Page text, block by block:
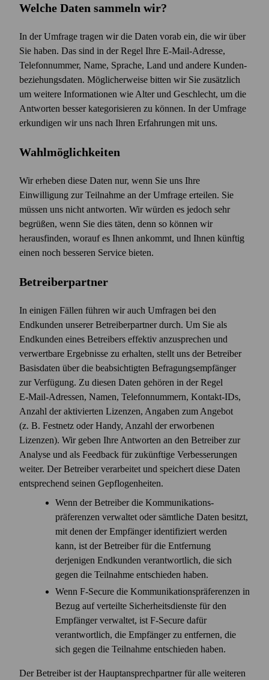
Welche Daten sammeln wir?
In der Umfrage tragen wir die Daten vorab ein, die wir über
Sie haben. Das sind in der Regel Ihre E‑Mail-Adresse,
Telefonnummer, Name, Sprache, Land und andere Kunden­
beziehungs­daten. Möglicherweise bitten wir Sie zusätzlich
um weitere Informationen wie Alter und Geschlecht, um die
Antworten besser kategorisieren zu können. In der Umfrage
erkundigen wir uns nach Ihren Erfahrungen mit uns.
Wahlmöglichkeiten
Wir erheben diese Daten nur, wenn Sie uns Ihre
Einwilligung zur Teilnahme an der Umfrage erteilen. Sie
müssen uns nicht antworten. Wir würden es jedoch sehr
begrüßen, wenn Sie dies täten, denn so können wir
herausfinden, worauf es Ihnen ankommt, und Ihnen künftig
einen noch besseren Service bieten.
Betreiberpartner
In einigen Fällen führen wir auch Umfragen bei den
Endkunden unserer Betreiberpartner durch. Um Sie als
Endkunden eines Betreibers effektiv anzusprechen und
verwertbare Ergebnisse zu erhalten, stellt uns der Betreiber
Basisdaten über die beabsichtigten Befragungsempfänger
zur Verfügung. Zu diesen Daten gehören in der Regel
E‑Mail-Adressen, Namen, Telefonnummern, Kontakt-IDs,
Anzahl der aktivierten Lizenzen, Angaben zum Angebot
(z. B. Festnetz oder Handy, Anzahl der erworbenen
Lizenzen). Wir geben Ihre Antworten an den Betreiber zur
Analyse und als Feed­back für zukünftige Verbesserungen
weiter. Der Betreiber verarbeitet und speichert diese Daten
entsprechend seinen Gepflogenheiten.
Wenn der Betreiber die Kommunikations­
präferenzen verwaltet oder sämtliche Daten besitzt,
mit denen der Empfänger identifiziert werden
kann, ist der Betreiber für die Entfernung
derjenigen Endkunden verantwortlich, die sich
gegen die Teilnahme entschieden haben.
Wenn F‑Secure die Kommunikations­präferenzen in
Bezug auf verteilte Sicherheitsdienste für den
Empfänger verwaltet, ist F‑Secure dafür
verantwortlich, die Empfänger zu entfernen, die
sich gegen die Teilnahme entschieden haben.
Der Betreiber ist der Hauptansprech­partner für alle weiteren